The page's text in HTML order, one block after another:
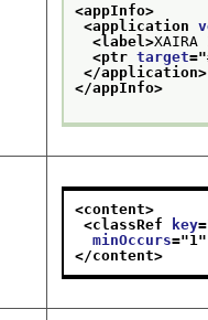
<appInfo>
<application
<label>
<ptr target="
</application>
</appInfo>
<content>
<classRef
key
minOccurs="1
</content>